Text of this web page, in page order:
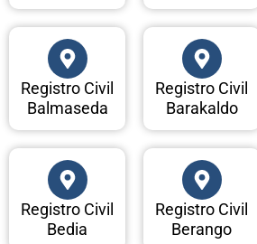
Registro Civil
Balmaseda
Registro Civil
Barakaldo
Registro Civil
Bedia
Registro Civil
Berango